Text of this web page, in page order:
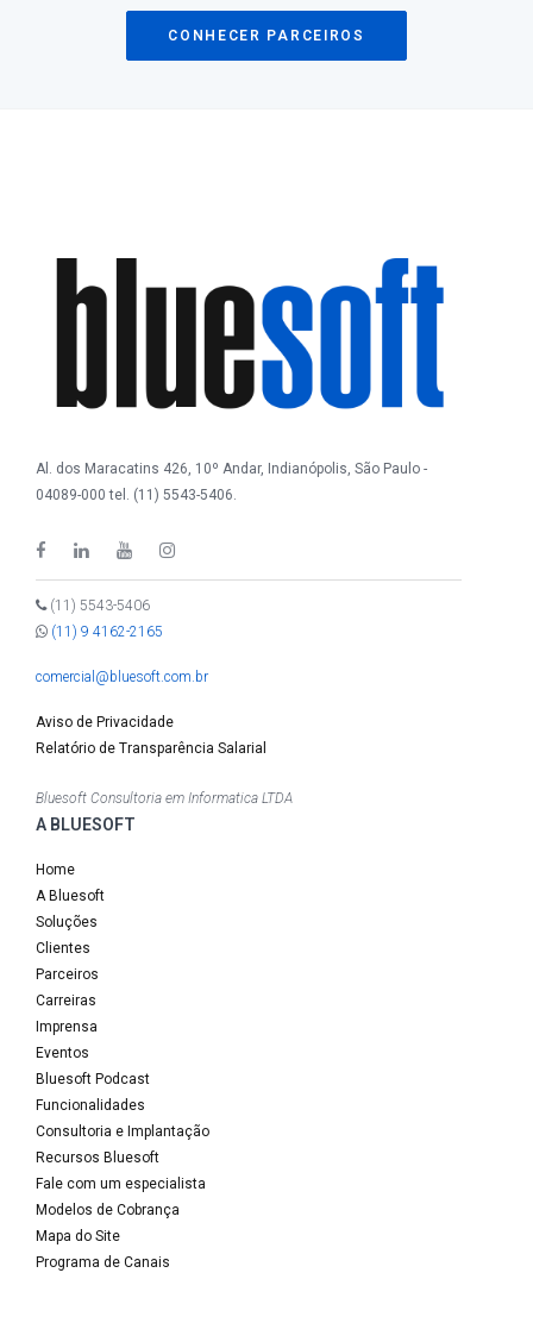
CONHECER PARCEIROS
Al. dos Maracatins 426, 10º Andar, Indianópolis, São Paulo -
04089-000 tel. (11) 5543-5406.
(11) 5543-5406
(11) 9 4162-2165
comercial@bluesoft.com.br
Aviso de Privacidade
Relatório de Transparência Salarial
Bluesoft Consultoria em Informatica LTDA
A BLUESOFT
Home
A Bluesoft
Soluções
Clientes
Parceiros
Carreiras
Imprensa
Eventos
Bluesoft Podcast
Funcionalidades
Consultoria e Implantação
Recursos Bluesoft
Fale com um especialista
Modelos de Cobrança
Mapa do Site
Programa de Canais